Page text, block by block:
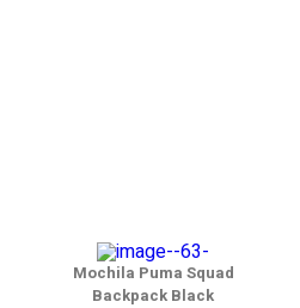
Mochila Puma Squad
Backpack Black